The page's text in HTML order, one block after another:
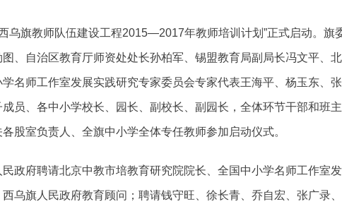
乌旗教师队伍建设工程2015—2017年教师培训计划”正式启动。旗
、自治区教育厅师资处处长孙柏军、锡盟教育局副局长冯文平、
名师工作室发展实践研究专家委员会专家代表王海平、杨玉东、
员、各中小学校长、园长、副校长、副园长，全体环节干部和班
股室负责人、全旗中小学全体专任教师参加启动仪式。
政府聘请北京中教市培教育研究院院长、全国中小学名师工作室
乌旗人民政府教育顾问；聘请钱守旺、徐长青、乔自宏、张广录